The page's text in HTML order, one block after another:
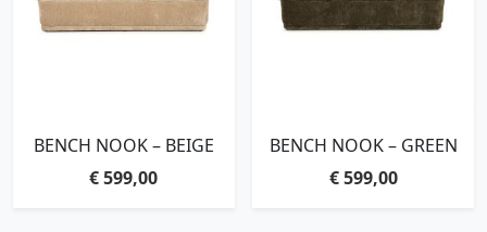
BENCH NOOK – BEIGE
€599,00
BENCH NOOK – GREEN
€599,00